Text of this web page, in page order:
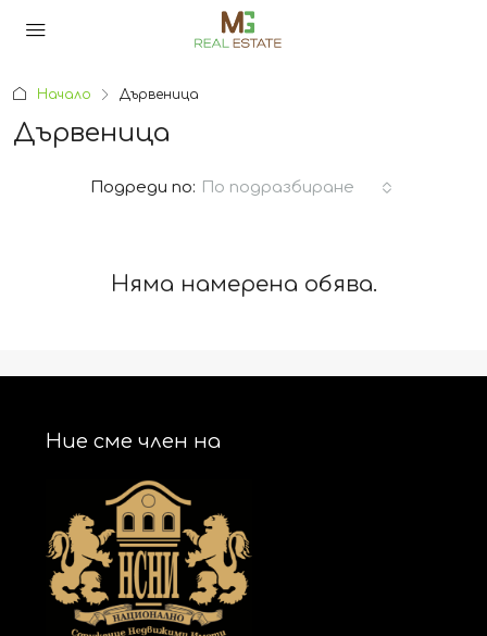
Начало Дървеница
Дървеница
Подреди по: По подразбиране
Няма намерена обява.
Ние сме член на